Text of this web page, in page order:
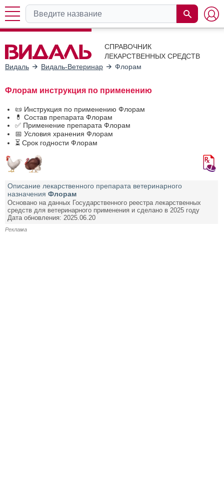
СПРАВОЧНИК
ЛЕКАРСТВЕННЫХ СРЕДСТВ
Видаль
Видаль-Ветеринар Флорам
Флорам инструкция по применению
📜 Инструкция по применению Флорам
💊 Состав препарата Флорам
✅ Применение препарата Флорам
📅 Условия хранения Флорам
⏳ Срок годности Флорам
Описание лекарственного препарата ветеринарного
назначения Флорам
Основано на данных Государственного реестра лекарственных
средств для ветеринарного применения и сделано в 2025 году
Дата обновления: 2025.06.20
Реклама